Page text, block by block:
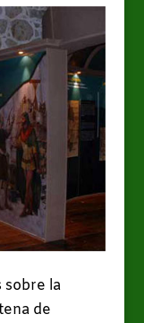
sobre la
de